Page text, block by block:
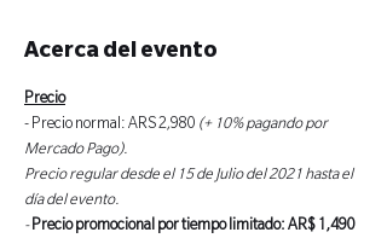
Acerca del evento
Precio
- Precio normal: ARS 2,980 (+ 10% pagando por
Mercado Pago).
Precio regular desde el 15 de Julio del 2021 hasta el
día del evento.
- Precio promocional por tiempo limitado: AR$ 1,490